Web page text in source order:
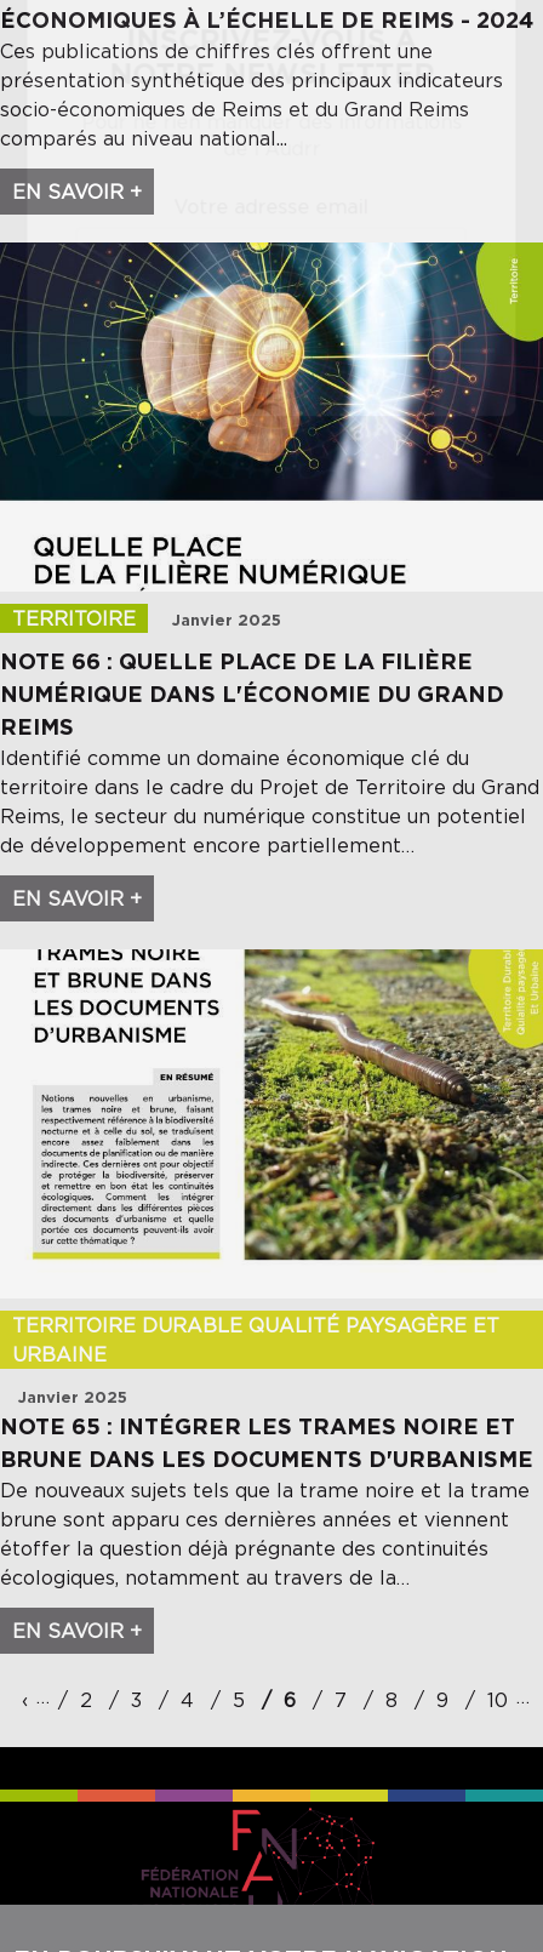
ÉCONOMIQUES À L’ÉCHELLE DE REIMS - 2024
Ces publications de chiffres clés offrent une
présentation synthétique des principaux indicateurs
socio-économiques de Reims et du Grand Reims
comparés au niveau national...
EN SAVOIR +
TERRITOIRE Janvier 2025
NOTE 66 : QUELLE PLACE DE LA FILIÈRE
NUMÉRIQUE DANS L'ÉCONOMIE DU GRAND
REIMS
Identifié comme un domaine économique clé du
territoire dans le cadre du Projet de Territoire du Grand
Reims, le secteur du numérique constitue un potentiel
de développement encore partiellement…
EN SAVOIR +
TERRITOIRE DURABLE QUALITÉ PAYSAGÈRE ET
URBAINE
Janvier 2025
NOTE 65 : INTÉGRER LES TRAMES NOIRE ET
BRUNE DANS LES DOCUMENTS D'URBANISME
De nouveaux sujets tels que la trame noire et la trame
brune sont apparu ces dernières années et viennent
étoffer la question déjà prégnante des continuités
écologiques, notamment au travers de la…
EN SAVOIR +
Pagination
‹ ‹‹… 2 3 4 5 6 7 8 9 10 …
×
INSCRIVEZ-VOUS À
NOTRE NEWSLETTER
Pour ne rien manquer des informations
de l'Audrr
Soumettre